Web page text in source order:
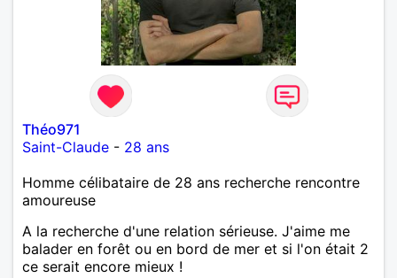
Théo971
Saint-Claude - 28 ans
Homme célibataire de 28 ans recherche rencontre
amoureuse
A la recherche d'une relation sérieuse. J'aime me
balader en forêt ou en bord de mer et si l'on était 2
ce serait encore mieux !